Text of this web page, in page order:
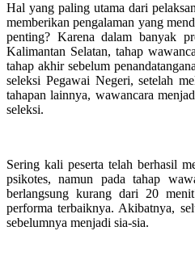
Hal yang paling utama dari
memberikan pengalaman yang
penting? Karena dalam banyak
Kalimantan Selatan, tahap
tahap akhir sebelum
seleksi Pegawai Negeri, setelah
tahapan lainnya, wawancara
seleksi.
Sering kali peserta telah berhasil
psikotes, namun pada tahap
berlangsung kurang dari 20
performa terbaiknya. Akibatnya,
sebelumnya menjadi sia-sia.